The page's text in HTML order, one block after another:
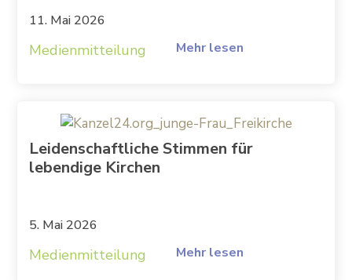
11. Mai 2026
Medienmitteilung Mehr lesen
Leidenschaftliche Stimmen für
lebendige Kirchen
5. Mai 2026
Medienmitteilung Mehr lesen